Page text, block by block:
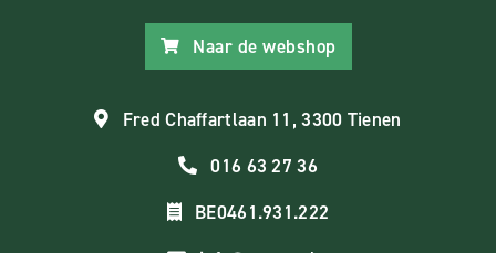
Naar de webshop
Fred Chaffartlaan 11, 3300 Tienen
016 63 27 36
BE0461.931.222